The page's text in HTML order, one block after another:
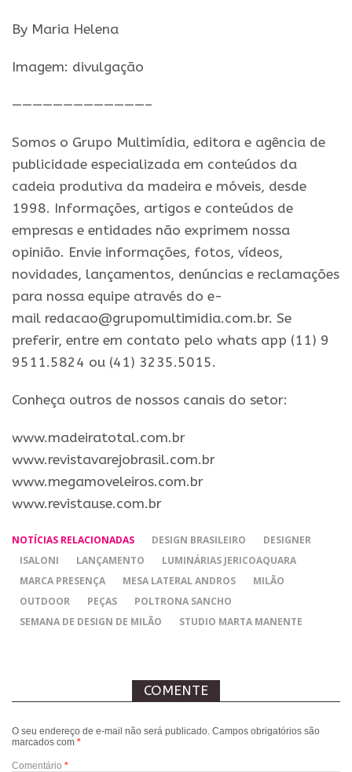
By Maria Helena
Imagem: divulgação
—————————————–
Somos o Grupo Multimídia, editora e agência de
publicidade especializada em conteúdos da
cadeia produtiva da madeira e móveis, desde
1998. Informações, artigos e conteúdos de
empresas e entidades não exprimem nossa
opinião. Envie informações, fotos, vídeos,
novidades, lançamentos, denúncias e reclamações
para nossa equipe através do e-
mail redacao@grupomultimidia.com.br. Se
preferir, entre em contato pelo whats app (11) 9
9511.5824 ou (41) 3235.5015.
Conheça outros de nossos canais do setor:
​www.madeiratotal.com.br
www.revistavarejobrasil.com.br
www.megamoveleiros.com.br
www.revistause.com.br
NOTÍCIAS RELACIONADAS DESIGN BRASILEIRO
DESIGNER
ISALONI
LANÇAMENTO
LUMINÁRIAS JERICOAQUARA
MARCA PRESENÇA
MESA LATERAL ANDROS
MILÃO
OUTDOOR
PEÇAS
POLTRONA SANCHO
SEMANA DE DESIGN DE MILÃO
STUDIO MARTA MANENTE
COMENTE
O seu endereço de e-mail não será publicado. Campos obrigatórios são
marcados com *
Comentário *